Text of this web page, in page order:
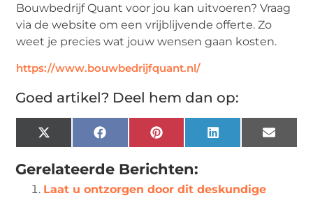
Bouwbedrijf Quant voor jou kan uitvoeren? Vraag
via de website om een vrijblijvende offerte. Zo
weet je precies wat jouw wensen gaan kosten.
https://www.bouwbedrijfquant.nl/
Goed artikel? Deel hem dan op:
X
(Twitter)
FacebookPinterest LinkedIn Email
Gerelateerde Berichten:
Laat u ontzorgen door dit deskundige